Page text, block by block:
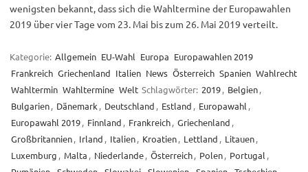
wenigsten bekannt, dass sich die Wahltermine der Europawahlen
2019 über vier Tage vom 23. Mai bis zum 26. Mai 2019 verteilt.
Kategorie: Allgemein EU-Wahl Europa Europawahlen 2019
Frankreich Griechenland Italien News Österreich Spanien Wahlrecht
Wahltermin Wahltermine Welt Schlagwörter: 2019, Belgien,
Bulgarien, Dänemark , Deutschland , Estland , Europawahl ,
Europawahl 2019, Finnland , Frankreich, Griechenland ,
Großbritannien, Irland , Italien, Kroatien, Lettland , Litauen,
Luxemburg , Malta , Niederlande, Österreich, Polen, Portugal ,